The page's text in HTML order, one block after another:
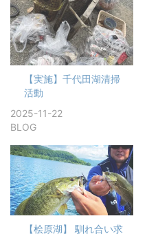
【実施】千代田湖清掃
活動
2025-11-22
BLOG
【桧原湖】 馴れ合い求